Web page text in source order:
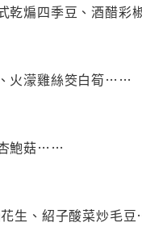
乾煸四季豆、酒醋
火濛雞絲筊白筍……
杏鮑菇……
花生、紹子酸菜炒毛